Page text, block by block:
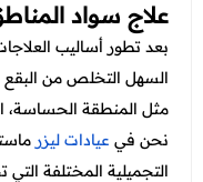
علاج سواد
بعد تطور أساليب
السهل التخلص من البقع
مثل المنطقة الحساسة،
نحن فيعيادات ليزر
التجميلية المختلفة